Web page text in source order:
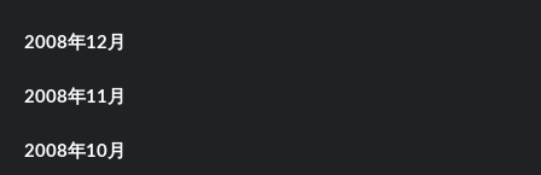
2008年12月
2008年11月
2008年10月